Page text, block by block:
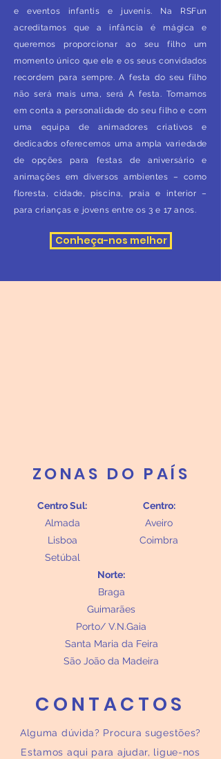
e eventos infantis e juvenis. Na RSFun
acreditamos que a infância é mágica e
queremos proporcionar ao seu filho um
momento único que ele e os seus convidados
recordem para sempre. A festa do seu filho
não será mais uma, será A festa. Tomamos
em conta a personalidade do seu filho e com
uma equipa de animadores criativos e
dedicados oferecemos uma ampla variedade
de opções para festas de aniversário e
animações em diversos ambientes – como
floresta, cidade, piscina, praia e interior –
para crianças e jovens entre os 3 e 17 anos.
Conheça-nos melhor
ZONAS DO PAÍS
Centro Sul:
Almada
Lisboa
Setúbal
Centro:
Aveiro
Coimbra
Norte:
Braga
Guimarães
Porto/ V.N.Gaia
Santa Maria da Feira
São João da Madeira
CONTACTOS
Alguma dúvida? Procura sugestões?
Estamos aqui para ajudar, ligue-nos